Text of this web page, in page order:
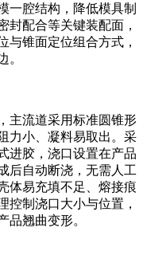
一腔结构，降低模具制
封配合等关键装配面，
与锥面定位组合方式，
。
主流道采用标准圆锥形
力小、凝料易取出。采
进胶，浇口设置在产品
后自动断浇，无需人工
体易充填不足、熔接痕
控制浇口大小与位置，
品翘曲变形。